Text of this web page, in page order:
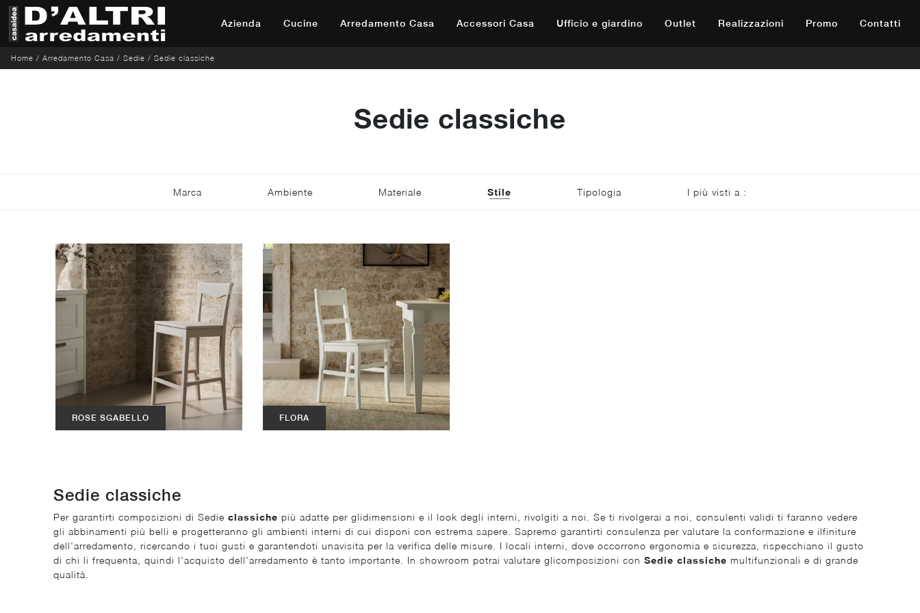
Azienda Cucine Arredamento Casa Accessori Casa Ufficio e giardino Outlet Realizzazioni Promo Contatti
Home / Arredamento Casa / Sedie / Sedie classiche
Sedie classiche
Marca Ambiente Materiale Stile Tipologia I più visti a :
ROSE SGABELLO FLORA
Sedie classiche
Per garantirti composizioni di Sedie classiche più adatte per glidimensioni e il look degli interni, rivolgiti a noi. Se ti rivolgerai a noi, consulenti validi ti faranno vedere
gli abbinamenti più belli e progetteranno gli ambienti interni di cui disponi con estrema sapere. Sapremo garantirti consulenza per valutare la conformazione e ilfiniture
dell'arredamento, ricercando i tuoi gusti e garantendoti unavisita per la verifica delle misure. I locali interni, dove occorrono ergonomia e sicurezza, rispecchiano il gusto
di chi li frequenta, quindi l'acquisto dell'arredamento è tanto importante. In showroom potrai valutare glicomposizioni con Sedie classiche multifunzionali e di grande
qualità.